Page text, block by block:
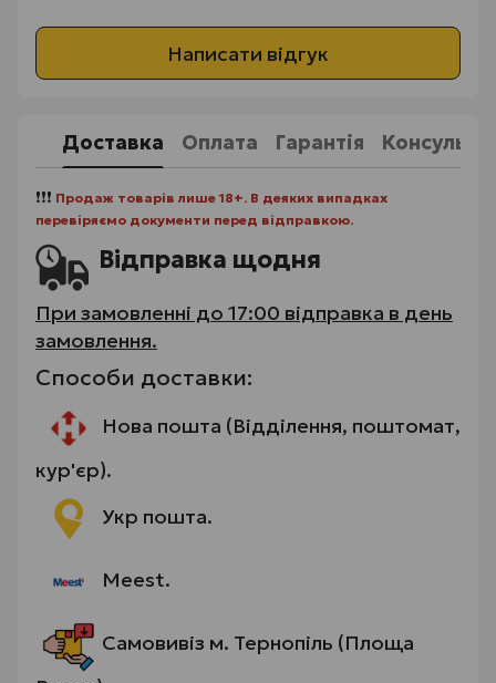
Написати відгук
Доставка Оплата Гарантія
❗❗❗ Продаж товарів лише 18+. В деяких випадках
перевіряємо документи перед відправкою.
Відправка щодня
При замовленні до 17:00 відправка в день
замовлення.
Способи доставки:
Нова пошта (Відділення, поштомат,
кур'єр).
Укр пошта.
Meest.
Самовивіз м. Тернопіль (Площа